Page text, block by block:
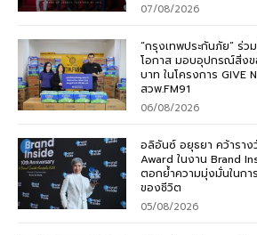
07/08/2026
“กรุงเทพประกันภัย” ร่
โอกาส มอบอุปกรณ์สิ่ง
บาท ในโครงการ GIVE
สวพ.FM91
06/08/2026
อลิอันซ์ อยุธยา คว้ารา
Award ในงาน Brand
ตอกย้ำความมุ่งมั่นในกา
ของชีวิต
05/08/2026